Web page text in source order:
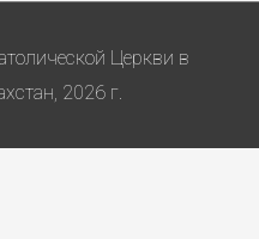
Церкви в
2026 г.